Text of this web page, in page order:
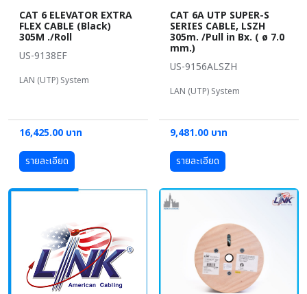
CAT 6 ELEVATOR EXTRA
FLEX CABLE (Black)
305M ./Roll
US-9138EF
LAN (UTP) System
16,425.00 บาท
รายละเอียด
CAT 6A UTP SUPER-S
SERIES CABLE, LSZH
305m. /Pull in Bx. ( ø 7.0
mm.)
US-9156ALSZH
LAN (UTP) System
9,481.00 บาท
รายละเอียด